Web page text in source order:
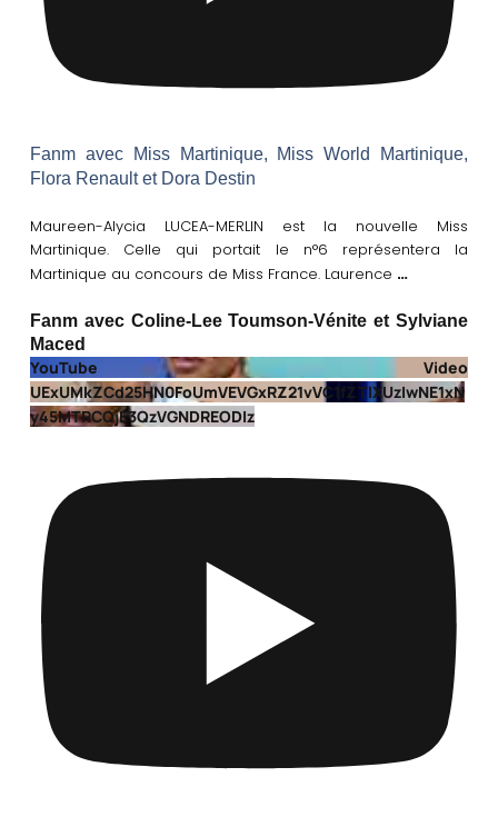
Fanm avec Miss Martinique, Miss World Martinique,
Flora Renault et Dora Destin
Maureen-Alycia LUCEA-MERLIN est la nouvelle Miss
Martinique. Celle qui portait le n°6 représentera la
Martinique au concours de Miss France. Laurence …
Fanm avec Coline-Lee Toumson-Vénite et Sylviane
Maced
YouTube Video
UExUMkZCd25HN0FoUmVEVGxRZ21vVC1fZTlXUzIwNE1xN
y45MTRCQjE3QzVGNDREODIz